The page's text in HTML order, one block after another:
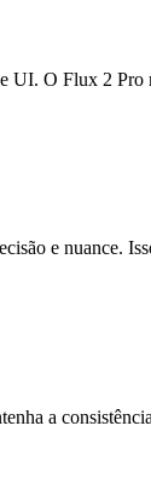
O Flux 2
e nuance.
a